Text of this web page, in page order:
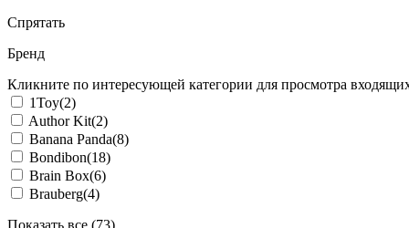
Спрятать
Бренд
Кликните по интересующей категории для просмотра
1Toy(2)
Author Kit(2)
Banana Panda(8)
Bondibon(18)
Brain Box(6)
Brauberg(4)
Показать все (73)